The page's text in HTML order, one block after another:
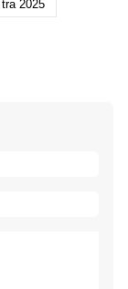
tra 2025